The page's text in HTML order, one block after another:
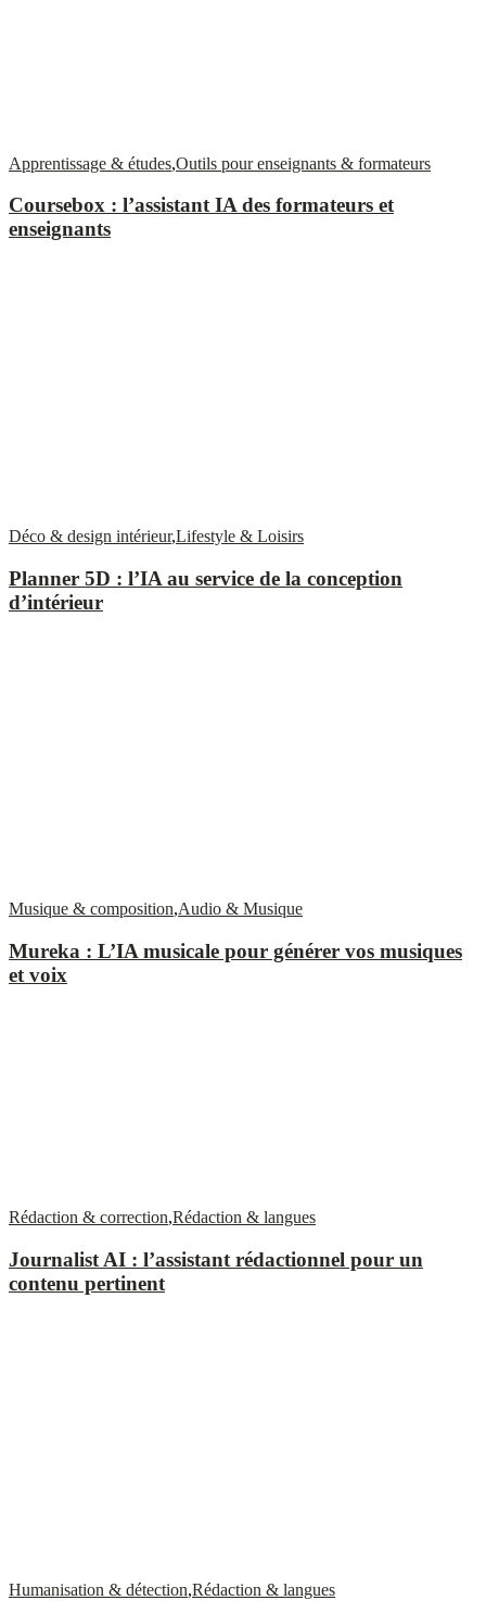
Apprentissage & études,Outils pour enseignants & formateurs
Coursebox : l’assistant IA des formateurs et
enseignants
Déco & design intérieur,Lifestyle & Loisirs
Planner 5D : l’IA au service de la conception
d’intérieur
Musique & composition,Audio & Musique
Mureka : L’IA musicale pour générer vos musiques
et voix
Rédaction & correction,Rédaction & langues
Journalist AI : l’assistant rédactionnel pour un
contenu pertinent
Humanisation & détection,Rédaction & langues